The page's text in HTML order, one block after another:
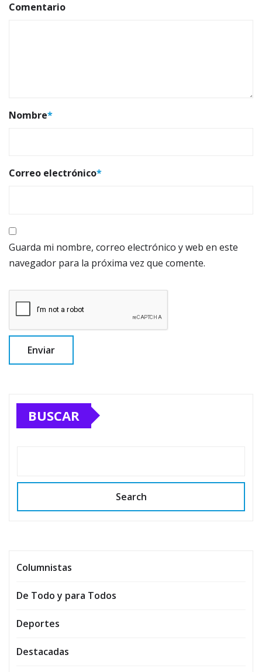
Comentario
Nombre*
Correo electrónico*
Guarda mi nombre, correo electrónico y web en este
navegador para la próxima vez que comente.
BUSCAR
Search
Columnistas
De Todo y para Todos
Deportes
Destacadas